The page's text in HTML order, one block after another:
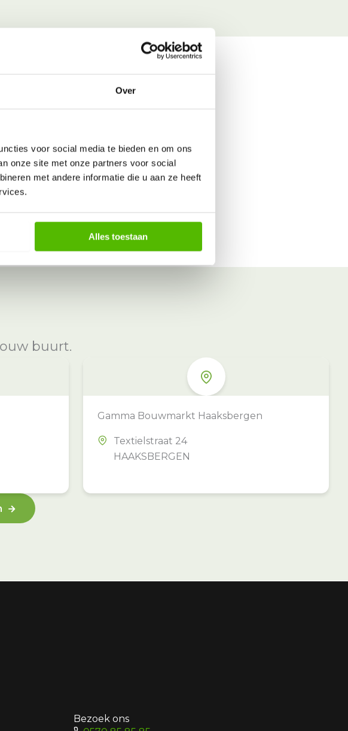
Over
voor social media te bieden en om ons
onze site met onze partners voor social
met andere informatie die u aan ze heeft
Alles toestaan
buurt.
Gamma Bouwmarkt Haaksbergen
Textielstraat 24
HAAKSBERGEN
Bezoek ons